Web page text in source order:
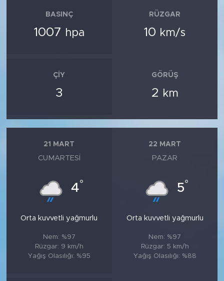
BASINÇ
1007 hpa
RÜZGAR
10 km/s
ÇIY
3
GÖRÜŞ
2 km
21 MART
CUMARTESI
4°
Orta kuvvetli yağmurlu
Nem: %97
Rüzgar: 9 km/h
Yağış Olasılığı: %95
22 MART
PAZAR
5°
Orta kuvvetli yağmurlu
Nem: %97
Rüzgar: 5 km/h
Yağış Olasılığı: %88